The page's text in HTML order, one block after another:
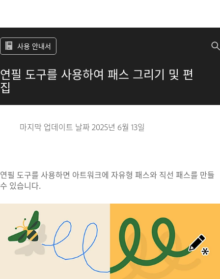
사용 안내서
연필 도구를 사용하여 패스 그리기 및 편
집
마지막 업데이트 날짜2025년 6월 13일
연필 도구를 사용하면 아트워크에 자유형 패스와 직선 패스를 만들
수 있습니다.